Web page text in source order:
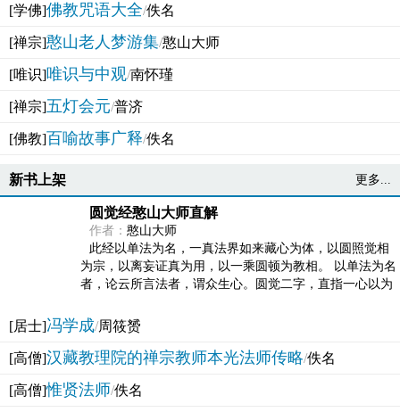
[学佛]佛教咒语大全/佚名
[禅宗]憨山老人梦游集/憨山大师
[唯识]唯识与中观/南怀瑾
[禅宗]五灯会元/普济
[佛教]百喻故事广释/佚名
新书上架 更多...
圆觉经憨山大师直解
作者： 憨山大师
此经以单法为名，一真法界如来藏心为体，以圆照觉相
为宗，以离妄证真为用，以一乘圆顿为教相。 以单法为名
者，论云所言法者，谓众生心。圆觉二字，直指一心以为
[居士]冯学成/周筱赟
[高僧]汉藏教理院的禅宗教师本光法师传略/佚名
[高僧]惟贤法师/佚名